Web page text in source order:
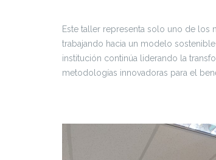
Este taller representa solo uno de los
trabajando hacia un modelo
institución continúa liderando la
metodologías innovadoras para el